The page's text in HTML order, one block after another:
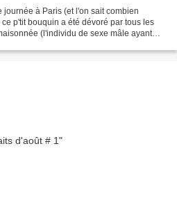
à Paris (et l'on sait combien
p'tit bouquin a été dévoré par tous les
(l'individu de sexe mâle ayant